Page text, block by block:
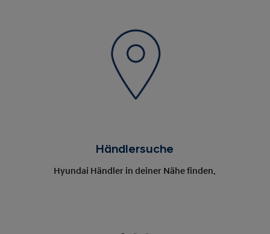
Händlersuche
Hyundai Händler in deiner Nähe finden.